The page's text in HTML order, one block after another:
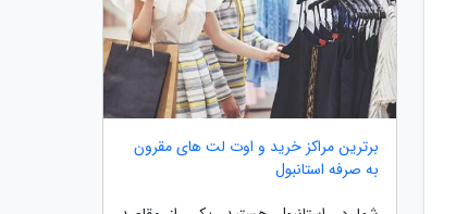
برترین مراکز خرید و اوت لت های مقرون
به صرفه استانبول